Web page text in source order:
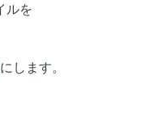
ルを
します。